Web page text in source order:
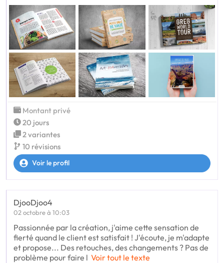
Montant privé
20 jours
2 variantes
10 révisions
Voir le profil
DjooDjoo4
02 octobre à 10:03
Passionnée par la création, j'aime cette sensation de
fierté quand le client est satisfait ! J'écoute, je m'adapte
et propose... Des retouches, des changements ? Pas de
problème pour faire l Voir tout le texte